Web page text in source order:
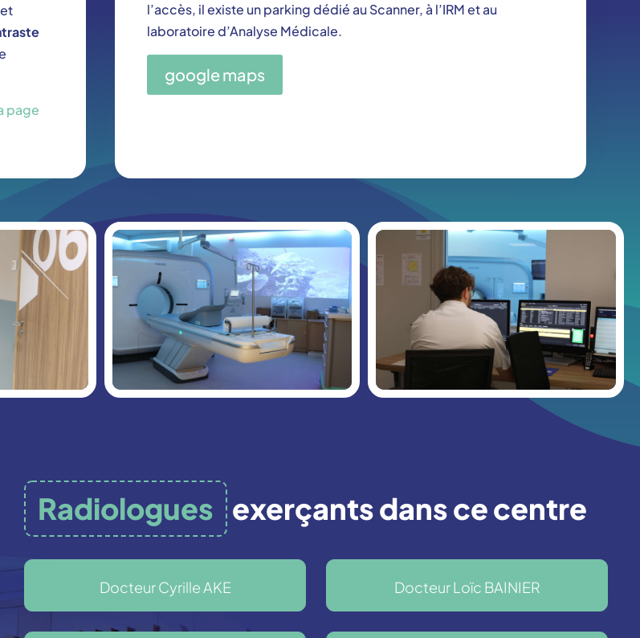
page
l’accès, il existe un parking dédié au Scanner, à l’IRM et au
laboratoire d’Analyse Médicale.
google maps
Radiologues exerçants dans ce centre
Docteur Cyrille AKE Docteur Loïc BAINIER